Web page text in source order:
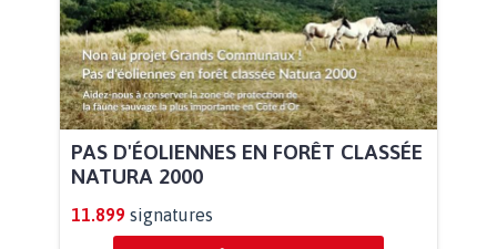
PAS D'ÉOLIENNES EN FORÊT CLASSÉE
NATURA 2000
11.899 signatures